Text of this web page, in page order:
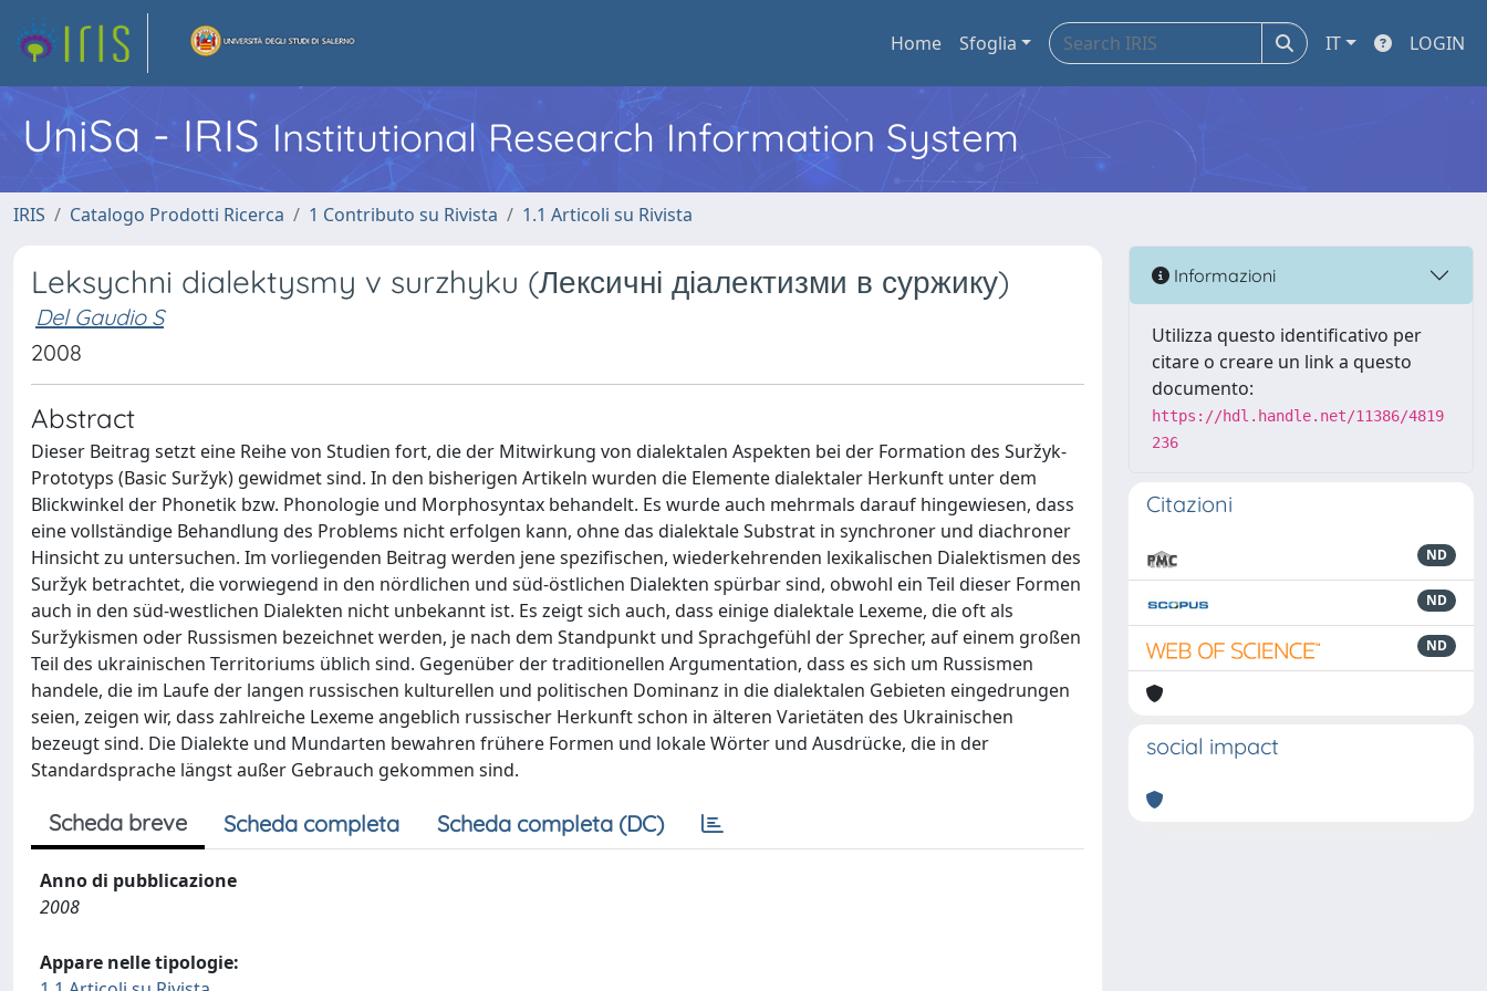
Home Sfoglia IT LOGIN
UniSa - IRIS Institutional Research Information System
IRIS Catalogo Prodotti Ricerca 1 Contributo su Rivista 1.1 Articoli su Rivista
Leksychni dialektysmy v surzhyku (Лексичні діалектизми в суржику)
Del Gaudio S
2008
Abstract
Dieser Beitrag setzt eine Reihe von Studien fort, die der Mitwirkung von dialektalen Aspekten bei der Formation des Suržyk-
Prototyps (Basic Suržyk) gewidmet sind. In den bisherigen Artikeln wurden die Elemente dialektaler Herkunft unter dem
Blickwinkel der Phonetik bzw. Phonologie und Morphosyntax behandelt. Es wurde auch mehrmals darauf hingewiesen, dass
eine vollständige Behandlung des Problems nicht erfolgen kann, ohne das dialektale Substrat in synchroner und diachroner
Hinsicht zu untersuchen. Im vorliegenden Beitrag werden jene spezifischen, wiederkehrenden lexikalischen Dialektismen des
Suržyk betrachtet, die vorwiegend in den nördlichen und süd-östlichen Dialekten spürbar sind, obwohl ein Teil dieser Formen
auch in den süd-westlichen Dialekten nicht unbekannt ist. Es zeigt sich auch, dass einige dialektale Lexeme, die oft als
Suržykismen oder Russismen bezeichnet werden, je nach dem Standpunkt und Sprachgefühl der Sprecher, auf einem großen
Teil des ukrainischen Territoriums üblich sind. Gegenüber der traditionellen Argumentation, dass es sich um Russismen
handele, die im Laufe der langen russischen kulturellen und politischen Dominanz in die dialektalen Gebieten eingedrungen
seien, zeigen wir, dass zahlreiche Lexeme angeblich russischer Herkunft schon in älteren Varietäten des Ukrainischen
bezeugt sind. Die Dialekte und Mundarten bewahren frühere Formen und lokale Wörter und Ausdrücke, die in der
Standardsprache längst außer Gebrauch gekommen sind.
Scheda breve Scheda completa Scheda completa (DC)
Anno di pubblicazione
2008
Appare nelle tipologie:
Informazioni
Utilizza questo identificativo per
citare o creare un link a questo
documento:
https://hdl.handle.net/11386/4819
236
Citazioni
ND
ND
ND
social impact